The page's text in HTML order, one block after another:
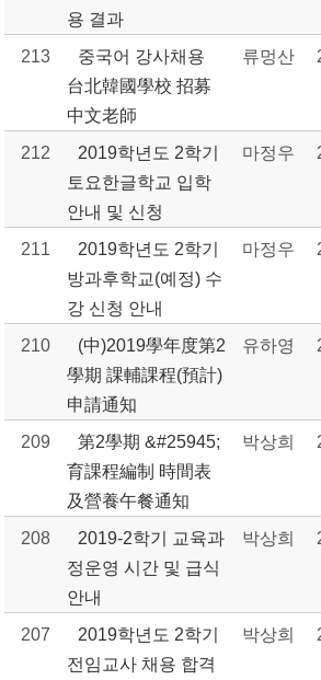
용 결과
213
중국어 강사채용
台北韓國學校 招募
中文老師
류멍산
212
2019학년도 2학기
토요한글학교 입학
안내 및 신청
마정우
211
2019학년도 2학기
방과후학교(예정) 수
강 신청 안내
마정우
210
(中)2019學年度第2
學期 課輔課程(預計)
申請通知
유하영
209
第2學期 &#25945;
育課程編制 時間表
及營養午餐通知
박상희
208
2019-2학기 교육과
정운영 시간 및 급식
안내
박상희
207
2019학년도 2학기
전임교사 채용 합격
박상희